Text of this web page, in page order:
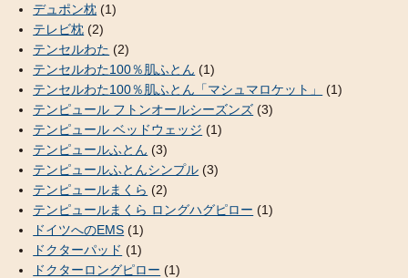
デュポン枕 (1)
テレビ枕 (2)
テンセルわた (2)
テンセルわた100％肌ふとん (1)
テンセルわた100％肌ふとん「マシュマロケット」
(1)
テンピュール フトンオールシーズンズ (3)
テンピュール ベッドウェッジ (1)
テンピュールふとん (3)
テンピュールふとんシンプル (3)
テンピュールまくら (2)
テンピュールまくら ロングハグピロー (1)
ドイツへのEMS (1)
ドクターパッド (1)
ドクターロングピロー (1)